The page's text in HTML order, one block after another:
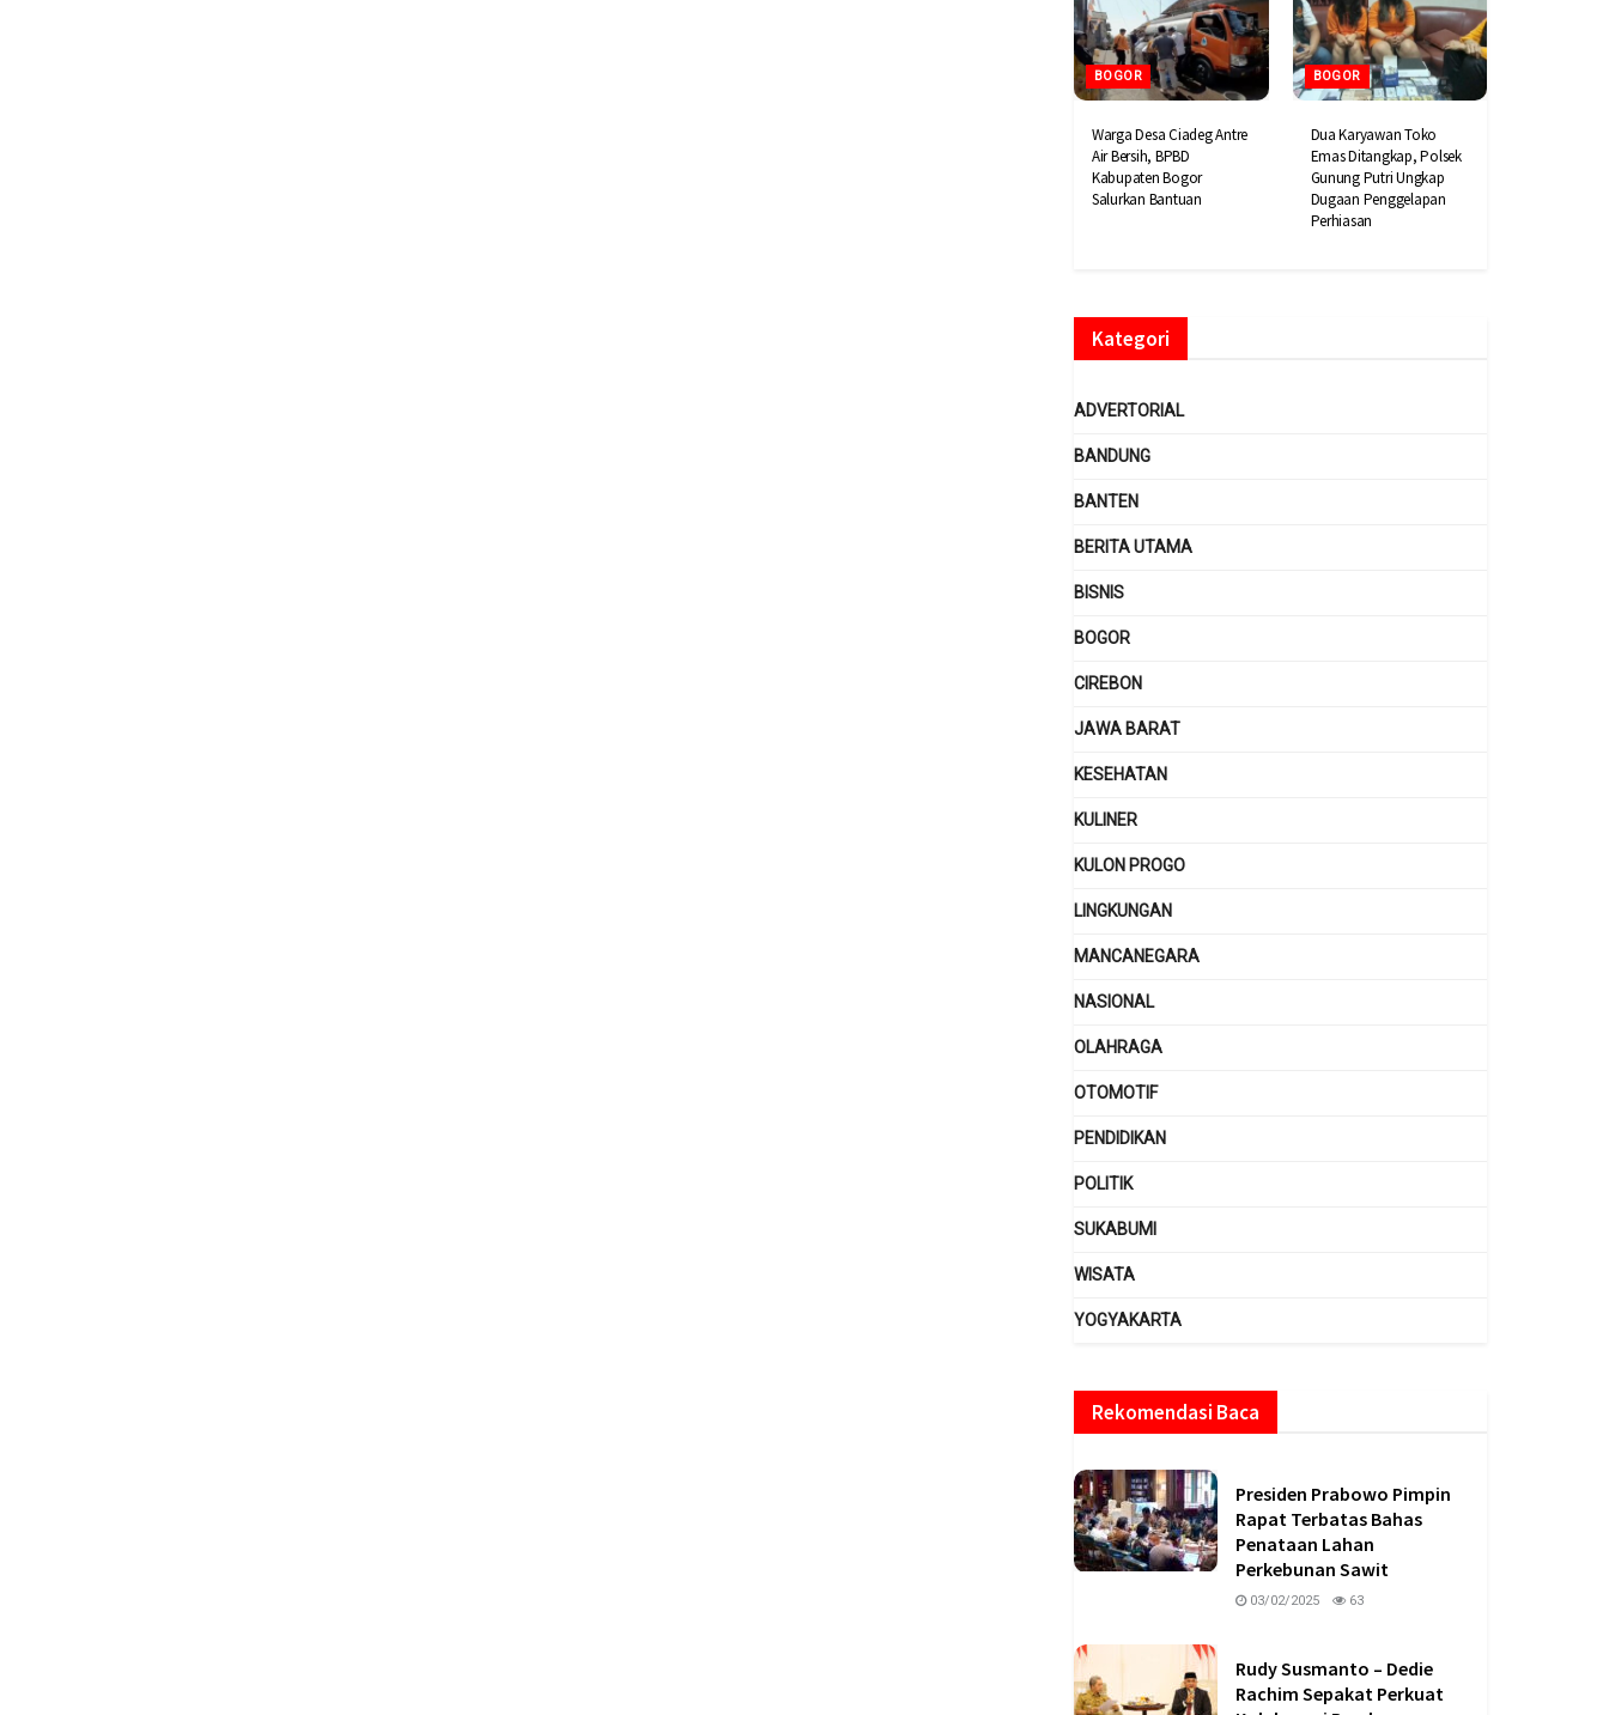
BOGOR
Warga Desa Ciadeg Antre
Air Bersih, BPBD
Kabupaten Bogor
Salurkan Bantuan
BOGOR
Dua Karyawan Toko
Emas Ditangkap, Polsek
Gunung Putri Ungkap
Dugaan Penggelapan
Perhiasan
Kategori
ADVERTORIAL
BANDUNG
BANTEN
BERITA UTAMA
BISNIS
BOGOR
CIREBON
JAWA BARAT
KESEHATAN
KULINER
KULON PROGO
LINGKUNGAN
MANCANEGARA
NASIONAL
OLAHRAGA
OTOMOTIF
PENDIDIKAN
POLITIK
SUKABUMI
WISATA
YOGYAKARTA
Rekomendasi Baca
Presiden Prabowo Pimpin
Rapat Terbatas Bahas
Penataan Lahan
Perkebunan Sawit
03/02/2025 63
Rudy Susmanto – Dedie
Rachim Sepakat Perkuat